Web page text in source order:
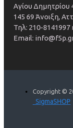
Αγίου Δημητρίου
145 69 Άνοιξη,
Τηλ: 210-8141997
Email:
Copyright ©
SigmaSHOP